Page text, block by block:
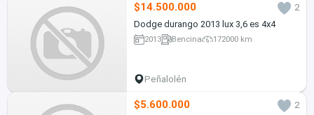
$14.500.000
2
Dodge durango 2013 lux 3,6 es 4x4
2013 Bencina 172000 km
Peñalolén
$5.600.000
2